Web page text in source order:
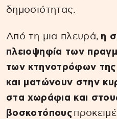
δημοσιότητας.
Από τη μια πλευρά, η
πλειοψηφία των
των κτηνοτρόφων
και ματώνουν στην
στα χωράφια και
βοσκοτόπους